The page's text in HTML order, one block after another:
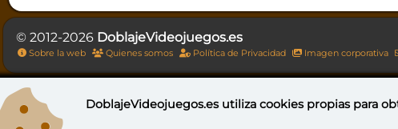
© 2012-2026 DoblajeVideojuegos.es
Sobre la web Quienes somos Política de Privacidad Imagen corporativa
Esta obra
DoblajeVideojuegos.es utilizacookies propiaspara